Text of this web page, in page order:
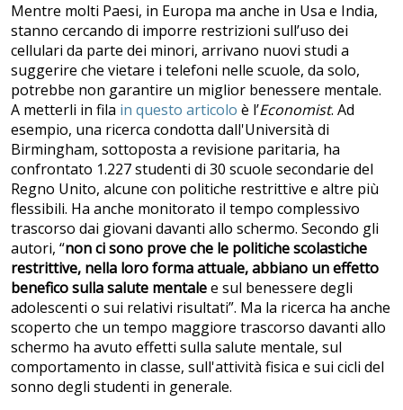
Mentre molti Paesi, in Europa ma anche in Usa e India,
stanno cercando di imporre restrizioni sull’uso dei
cellulari da parte dei minori, arrivano nuovi studi a
suggerire che vietare i telefoni nelle scuole, da solo,
potrebbe non garantire un miglior benessere mentale.
A metterli in fila in questo articolo è l’Economist. Ad
esempio, una ricerca condotta dall'Università di
Birmingham, sottoposta a revisione paritaria, ha
confrontato 1.227 studenti di 30 scuole secondarie del
Regno Unito, alcune con politiche restrittive e altre più
flessibili. Ha anche monitorato il tempo complessivo
trascorso dai giovani davanti allo schermo. Secondo gli
autori, “non ci sono prove che le politiche scolastiche
restrittive, nella loro forma attuale, abbiano un effetto
benefico sulla salute mentalee sul benessere degli
adolescenti o sui relativi risultati”. Ma la ricerca ha anche
scoperto che un tempo maggiore trascorso davanti allo
schermo ha avuto effetti sulla salute mentale, sul
comportamento in classe, sull'attività fisica e sui cicli del
sonno degli studenti in generale.